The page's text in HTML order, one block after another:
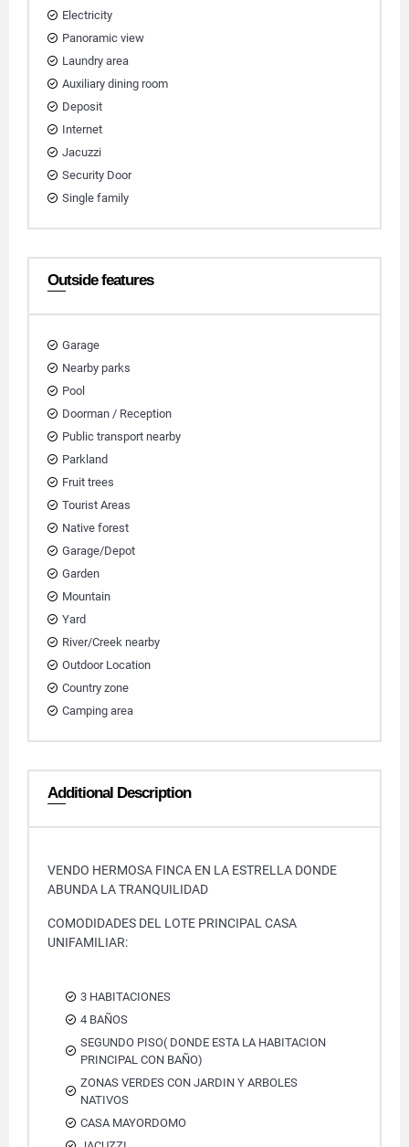
Electricity
Panoramic view
Laundry area
Auxiliary dining room
Deposit
Internet
Jacuzzi
Security Door
Single family
Outside features
Garage
Nearby parks
Pool
Doorman / Reception
Public transport nearby
Parkland
Fruit trees
Tourist Areas
Native forest
Garage/Depot
Garden
Mountain
Yard
River/Creek nearby
Outdoor Location
Country zone
Camping area
Additional Description
VENDO HERMOSA FINCA EN LA ESTRELLA DONDE
ABUNDA LA TRANQUILIDAD
COMODIDADES DEL LOTE PRINCIPAL CASA
UNIFAMILIAR:
3 HABITACIONES
4 BAÑOS
SEGUNDO PISO( DONDE ESTA LA HABITACION
PRINCIPAL CON BAÑO)
ZONAS VERDES CON JARDIN Y ARBOLES
NATIVOS
CASA MAYORDOMO